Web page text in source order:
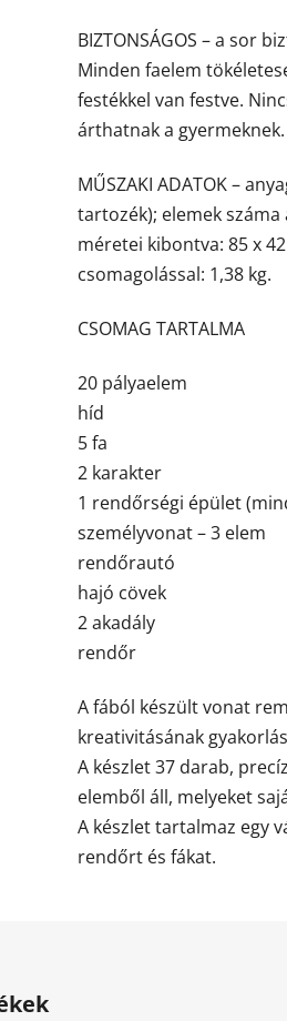
BIZTONSÁGOS – a sor
Minden faelem
festékkel van festve.
árthatnak a gyermeknek.
MŰSZAKI ADATOK –
tartozék); elemek száma
méretei kibontva: 85 x
csomagolással: 1,38 kg.
CSOMAG TARTALMA
20 pályaelem
híd
5 fa
2 karakter
1 rendőrségi épület
személyvonat – 3 elem
rendőrautó
hajó cövek
2 akadály
rendőr
A fából készült vonat
kreativitásának
A készlet 37 darab,
elemből áll, melyeket
A készlet tartalmaz egy
rendőrt és fákat.